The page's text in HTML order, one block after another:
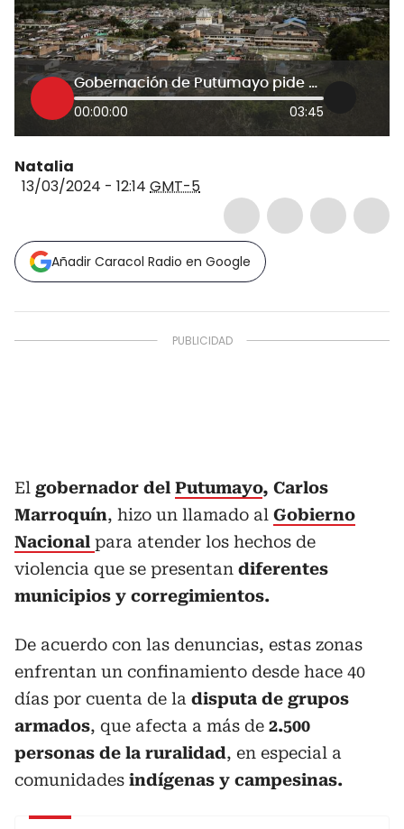
Gobernación de Putumayo pide corredor humanitario: 2.500 personas confinadas por violencia
00:00:00 03:45
Natalia
13/03/2024 - 12:14 GMT-5
Añadir Caracol Radio en Google
El gobernador del Putumayo, Carlos
Marroquín, hizo un llamado al Gobierno
Nacional para atender los hechos de
violencia que se presentan diferentes
municipios y corregimientos.
De acuerdo con las denuncias, estas zonas
enfrentan un confinamiento desde hace 40
días por cuenta de la disputa de grupos
armados, que afecta a más de 2.500
personas de la ruralidad, en especial a
comunidades indígenas y campesinas.